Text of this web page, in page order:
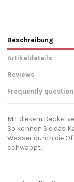
Beschreibung
Artikeldetails
Reviews
Frequently
Mit diesem Deckel
So können Sie das
Wasser durch die
schwappt.